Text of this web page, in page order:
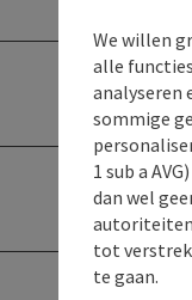
We willen
alle
analyseren
sommige
1 sub a
dan wel
tot
te gaan.